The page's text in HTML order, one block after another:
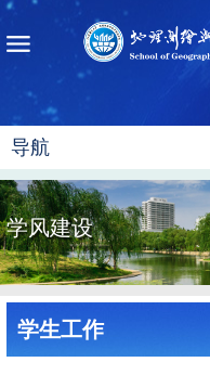
导航
学风建设
学生工作